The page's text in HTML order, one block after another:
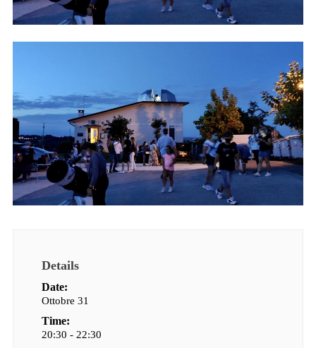
Details
Date:
Ottobre 31
Time:
20:30 - 22:30